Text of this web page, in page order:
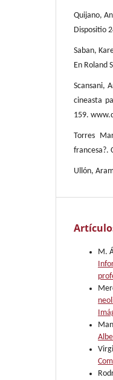
Quijano,
Dispositio
Saban,
En Roland
Scansani,
cineasta
159.
Torres
francesa?.
Ullón,
M.